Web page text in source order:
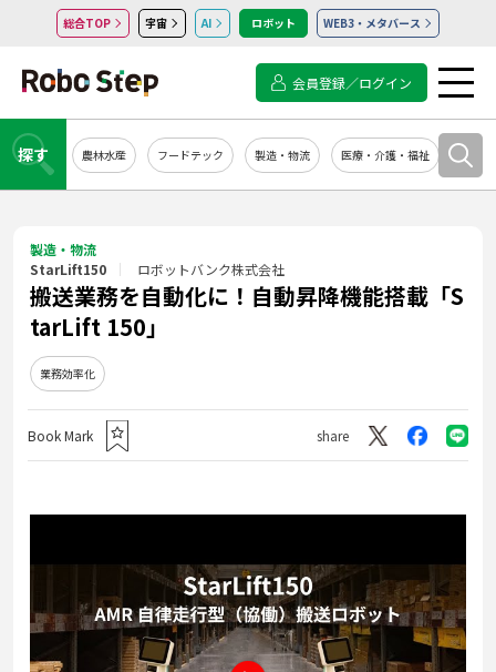
総合TOP 宇宙 AI ロボット WEB3・メタバース
会員登録／ログイン
探す 農林水産 フードテック 製造・物流 医療・介護・福祉 シス
製造・物流
StarLift150
ロボットバンク株式会社
搬送業務を自動化に！自動昇降機能搭載「S
tarLift 150」
業務効率化
Book Mark share